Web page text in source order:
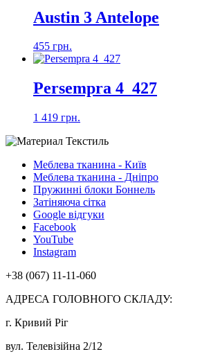
Austin 3 Antelope
455 грн.
Persempra 4_427
1 419 грн.
Меблева тканина - Київ
Меблева тканина - Дніпро
Пружинні блоки Боннель
Затіняюча сітка
Google відгуки
Facebook
YouTube
Instagram
+38 (067) 11-11-060
АДРЕСА ГОЛОВНОГО СКЛАДУ:
г. Кривий Ріг
вул. Телевізійна 2/12